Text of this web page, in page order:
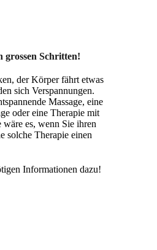
grossen Schritten!
der Körper fährt etwas
sich Verspannungen.
Massage, eine
oder eine Therapie mit
es, wenn Sie ihren
solche Therapie einen
Informationen dazu!